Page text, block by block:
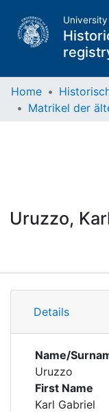
Home
Uruzzo,
Details
Name/
Uruzzo
First Name
Karl Gabriel